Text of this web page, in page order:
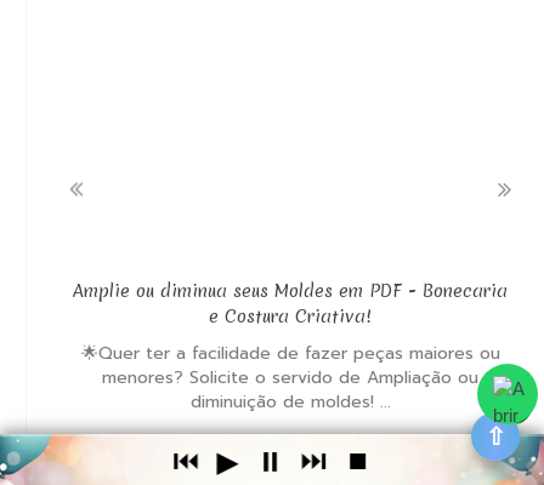
  
Amplie ou diminua seus Moldes em PDF - Bonecaria
e Costura Criativa!
🌟Quer ter a facilidade de fazer peças maiores ou
menores? Solicite o servido de Ampliação ou
diminuição de moldes! ...
 
⏮ ▶ ⏸ ⏭ ⏹
⇧